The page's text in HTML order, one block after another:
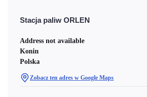
Stacja paliw ORLEN
Address not available
Konin
Polska
Zobacz ten adres w Google Maps